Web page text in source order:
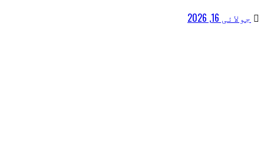
جولائی 16, 2026